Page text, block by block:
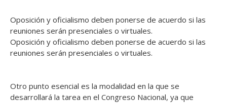
Oposición y oficialismo deben ponerse de acuerdo si las
reuniones serán presenciales o virtuales.
Oposición y oficialismo deben ponerse de acuerdo si las
reuniones serán presenciales o virtuales.
Otro punto esencial es la modalidad en la que se
desarrollará la tarea en el Congreso Nacional, ya que